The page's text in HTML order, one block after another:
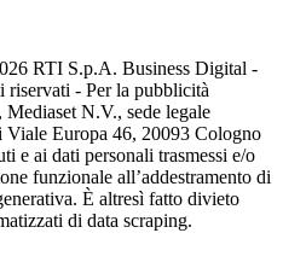
RTI S.p.A. Business Digital -
- Per la pubblicità
N.V., sede legale
Europa 46, 20093 Cologno
e ai dati personali trasmessi e/o
funzionale all’addestramento di
È altresì fatto divieto
di data scraping.